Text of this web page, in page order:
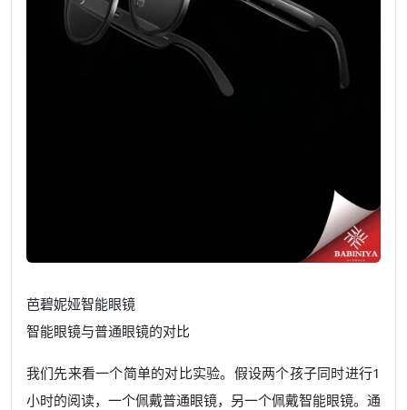
芭碧妮娅智能眼镜
智能眼镜与普通眼镜的对比
我们先来看一个简单的对比实验。假设两个孩子同时进行1
小时的阅读，一个佩戴普通眼镜，另一个佩戴智能眼镜。通